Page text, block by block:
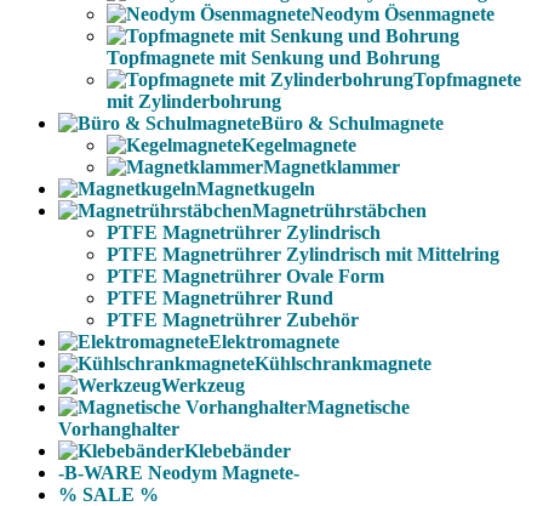
Neodym Ösenmagnete
Topfmagnete mit Senkung und Bohrung
Topfmagnete
mit Zylinderbohrung
Büro & Schulmagnete
Kegelmagnete
Magnetklammer
Magnetkugeln
Magnetrührstäbchen
PTFE Magnetrührer Zylindrisch
PTFE Magnetrührer Zylindrisch mit Mittelring
PTFE Magnetrührer Ovale Form
PTFE Magnetrührer Rund
PTFE Magnetrührer Zubehör
Elektromagnete
Kühlschrankmagnete
Werkzeug
Magnetische
Vorhanghalter
Klebebänder
-B-WARE Neodym Magnete-
% SALE %